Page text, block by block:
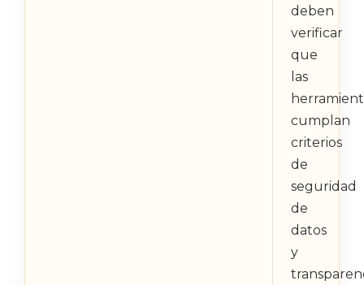
deben
verificar
que
las
cumplan
criterios
de
seguridad
de
datos
y